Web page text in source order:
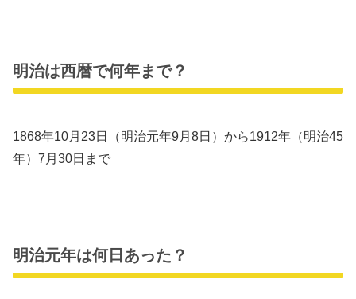
明治は西暦で何年まで？
1868年10月23日（明治元年9月8日）から1912年（明治45
年）7月30日まで
明治元年は何日あった？